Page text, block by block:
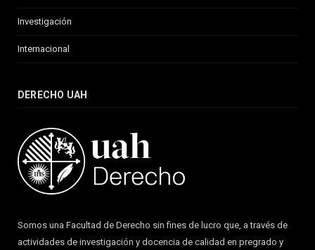
Investigación
Internacional
DERECHO UAH
Somos una Facultad de Derecho sin fines de lucro que, a través de
actividades de investigación y docencia de calidad en pregrado y